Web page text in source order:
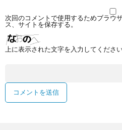
次回のコメントで使用するためブラウ
ス、サイトを保存する。
上に表示された文字を入力してください